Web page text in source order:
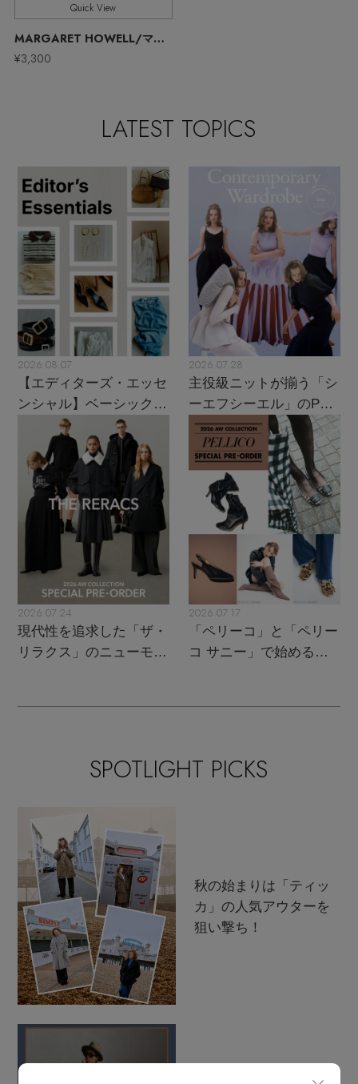
【リネン】涼しい夏素材
【レース】上品な透け感
【雨の日】急な雨対策グッズ
【限定】ここでしか買えないアイテム
【ペプラム】トレンドシルエット
『ELLE』最新号掲載
【ジュエリー】シルバーでクールに
ウェア
すべてのウェア
ワンピース・チュニック
パンツ
スカート
ジャケット
ニット
コート
ルームウェア・パジャマ
シューズ
パンプス
スニーカー
フラットシューズ
レインシューズ
ブーツ
カゴバッグ
ショルダーバッグ
トートバッグ
ハンドバッグ
財布・小物
ボディバッグ・ウェストポーチ
クラッチバッグ
ボストンバッグ
スーツケース
すべてのファッション小物
ストール・マフラー・ケープ
帽子・イヤーマフ
ヘアアクセサリー
スマートフォンケース・タブレットケース
アイウェア
ベルト
グローブ
レッグウェア
ポーチ
アクセサリー
すべてのアクセサリー
ピアス・イヤリング
ネックレス
バングル・ブレスレット
リング
コサージュ・ブローチ
アンクレット
チャーム
ランジェリー
すべてのランジェリー
ランジェリー
インナー
スポーツ
すべてのスポーツ
ウェア
シューズ
バッグ・小物
水着・スイムウェア
CONTENTS
特集一覧
NEW IN BRAND
BRAND NEWS
HOT STYLE
メルマガ PICKUP
PERSONAL COLOR
エディター厳選ギフト
Quick View
MARGARET HOWELL/マーガレット・ハウエル
¥3,300
LATEST TOPICS
2026.08.07
【エディターズ・エッセ
ンシャル】ベーシックと
トレンドが交差する16の
2026.07.28
主役級ニットが揃う「シ
ーエフシーエル」のPOP
UPがスタート
2026.07.24
現代性を追求した「ザ・
リラクス」のニューモダ
2026.07.17
「ペリーコ」と「ペリー
コ サニー」で始める秋
SPOTLIGHT PICKS
秋の始まりは「ティッ
カ」の人気アウターを
狙い撃ち！